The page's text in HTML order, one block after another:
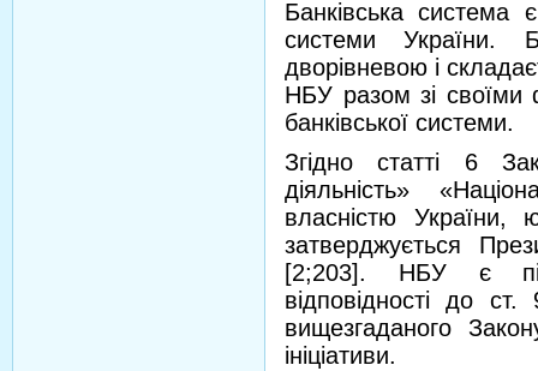
Банківська система
системи України.
дворівневою і
НБУ разом зі своїми
банківської системи.
Згідно статті 6
діяльність»
власністю України,
затверджується
[2;203]. НБУ є
відповідності до
вищезгаданого
ініціативи.